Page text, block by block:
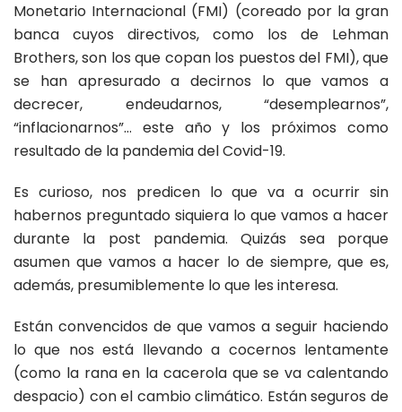
Monetario Internacional (FMI) (coreado por la gran
banca cuyos directivos, como los de Lehman
Brothers, son los que copan los puestos del FMI), que
se han apresurado a decirnos lo que vamos a
decrecer, endeudarnos, “desemplearnos”,
“inflacionarnos”… este año y los próximos como
resultado de la pandemia del Covid-19.
Es curioso, nos predicen lo que va a ocurrir sin
habernos preguntado siquiera lo que vamos a hacer
durante la post pandemia. Quizás sea porque
asumen que vamos a hacer lo de siempre, que es,
además, presumiblemente lo que les interesa.
Están convencidos de que vamos a seguir haciendo
lo que nos está llevando a cocernos lentamente
(como la rana en la cacerola que se va calentando
despacio) con el cambio climático. Están seguros de